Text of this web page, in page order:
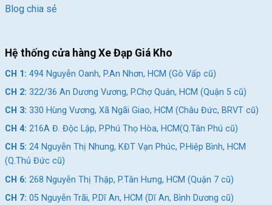
Blog chia sẻ
Hệ thống cửa hàng Xe Đạp Giá Kho
CH 1: 494 Nguyễn Oanh, P.An Nhơn, HCM (Gò Vấp cũ)
CH 2: 322/36 An Dương Vương, P.Chợ Quán, HCM (Quận 5 cũ)
CH 3: 330 Hùng Vương, Xã Ngãi Giao, HCM (Châu Đức, BRVT cũ)
CH 4: 216A Đ. Độc Lập, P.Phú Thọ Hòa, HCM(Q.Tân Phú cũ)
CH 5: 24 Nguyễn Thị Nhung, KĐT Vạn Phúc, P.Hiệp Bình, HCM
(Q.Thủ Đức cũ)
CH 6: 268 Nguyễn Thị Thập, P.Tân Hưng, HCM (Quận 7 cũ)
CH 7: 05 Nguyễn Trãi, P.Dĩ An, HCM (Dĩ An, Bình Dương cũ)